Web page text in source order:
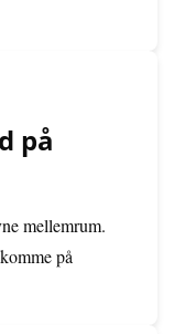
på
mellemrum.
på